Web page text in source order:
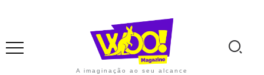
A imaginação ao seu alcance